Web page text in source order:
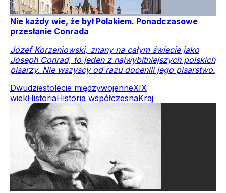
Nie każdy wie, że był Polakiem. Ponadczasowe
przesłanie Conrada
Józef Korzeniowski, znany na całym świecie jako
Joseph Conrad, to jeden z najwybitniejszych polskich
pisarzy. Nie wszyscy od razu docenili jego pisarstwo.
Dwudziestolecie międzywojenneXIX
wiekHistoriaHistoria współczesnaKraj